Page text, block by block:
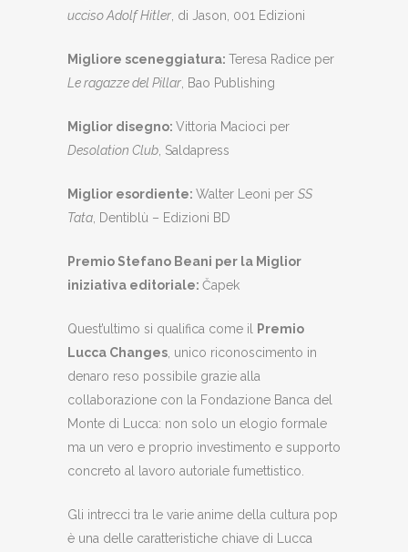
ucciso Adolf Hitler , di Jason, 001 Edizioni
Migliore sceneggiatura: Teresa Radice per
Le ragazze del Pillar , Bao Publishing
Miglior disegno: Vittoria Macioci per
Desolation Club , Saldapress
Miglior esordiente: Walter Leoni per SS
Tata , Dentiblù – Edizioni BD
Premio Stefano Beani per la Miglior
iniziativa editoriale: Čapek
Quest’ultimo si qualifica come il Premio
Lucca Changes , unico riconoscimento in
denaro reso possibile grazie alla
collaborazione con la Fondazione Banca del
Monte di Lucca: non solo un elogio formale
ma un vero e proprio investimento e supporto
concreto al lavoro autoriale fumettistico.
Gli intrecci tra le varie anime della cultura pop
è una delle caratteristiche chiave di Lucca